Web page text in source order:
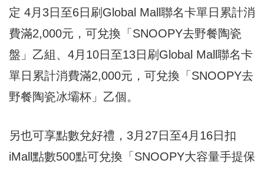
定 4月3日至6日刷Global Mall聯名卡單日累計消
費滿2,000元，可兌換「SNOOPY去野餐陶瓷
盤」乙組、4月10日至13日刷Global Mall聯名卡
單日累計消費滿2,000元，可兌換「SNOOPY去
野餐陶瓷冰壩杯」乙個。
另也可享點數兌好禮，3月27日至4月16日扣
iMall點數500點可兌換「SNOOPY大容量手提保